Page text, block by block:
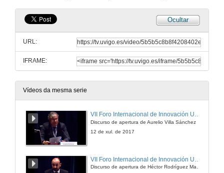
Ocultar
URL:
IFRAME:
Vídeos da mesma serie
VII Foro Internacional de Innovación Universitaria
Discurso de apertura de Aurelio Villa Sánchez
12 de xul. de 2017
Discurso de apertura de Héctor Rodríguez Martínez